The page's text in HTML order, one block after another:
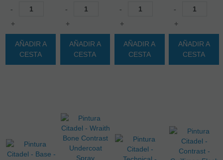
-
+
AÑADIR A
CESTA
-
+
AÑADIR A
CESTA
-
+
AÑADIR A
CESTA
-
+
AÑADIR A
CESTA